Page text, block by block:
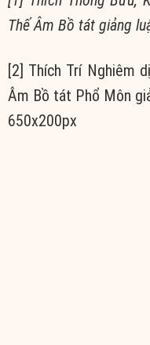
Thế Âm Bồ tát giảng
[2] Thích Trí Nghiêm
Âm Bồ tát Phổ Môn
650x200px